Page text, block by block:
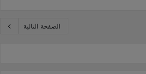
الصفحة التالية